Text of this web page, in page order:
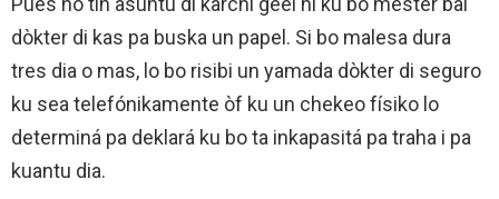
dòkter di kas pa buska un papel. Si bo malesa dura
tres dia o mas, lo bo risibi un yamada dòkter di seguro
ku sea telefónikamente òf ku un chekeo físiko lo
determiná pa deklará ku bo ta inkapasitá pa traha i pa
kuantu dia.